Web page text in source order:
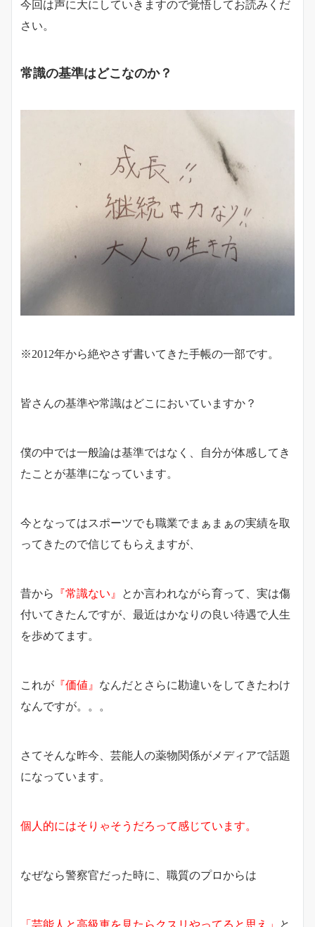
今回は声に大にしていきますので覚悟してお読みくだ
さい。
常識の基準はどこなのか？
※2012年から絶やさず書いてきた手帳の一部です。
皆さんの基準や常識はどこにおいていますか？
僕の中では一般論は基準ではなく、自分が体感してき
たことが基準になっています。
今となってはスポーツでも職業でまぁまぁの実績を取
ってきたので信じてもらえますが、
昔から 『常識ない』
とか言われながら育って、実は傷
付いてきたんですが、最近はかなりの良い待遇で人生
を歩めてます。
これが 『価値』 なんだとさらに勘違いをしてきたわけ
なんですが。。。
さてそんな昨今、芸能人の薬物関係がメディアで話題
になっています。
個人的にはそりゃそうだろって感じています。
なぜなら警察官だった時に、職質のプロからは